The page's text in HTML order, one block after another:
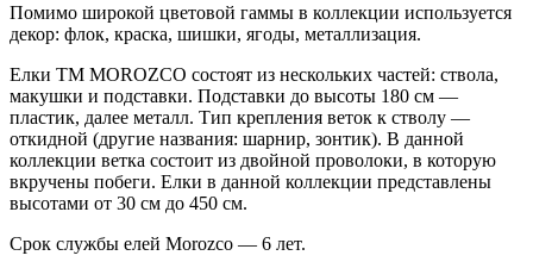
Помимо широкой цветовой гаммы в коллекции используется
декор: флок, краска, шишки, ягоды, металлизация.
Елки ТМ MOROZCO состоят из нескольких частей: ствола,
макушки и подставки. Подставки до высоты 180 см —
пластик, далее металл. Тип крепления веток к стволу —
откидной (другие названия: шарнир, зонтик). В данной
коллекции ветка состоит из двойной проволоки, в которую
вкручены побеги. Елки в данной коллекции представлены
высотами от 30 см до 450 см.
Срок службы елей Morozco — 6 лет.